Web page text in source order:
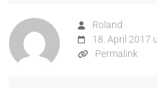
Roland
18. April 2017
Permalink